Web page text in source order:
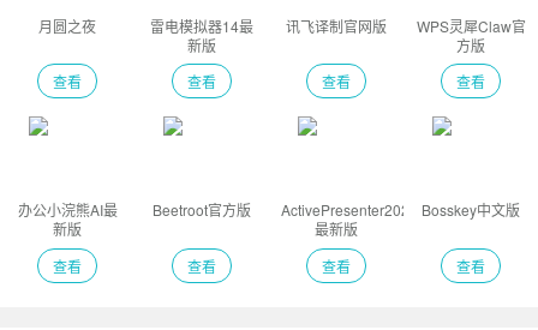
月圆之夜
查看
雷电模拟器14最
新版
查看
讯飞译制官网版
查看
WPS灵犀Claw官
方版
查看
办公小浣熊AI最
新版
查看
Beetroot官方版
查看
ActivePresenter2026
最新版
查看
Bosskey中文版
查看